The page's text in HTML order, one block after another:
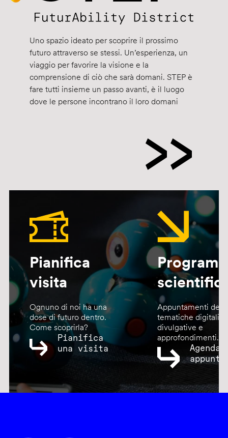
Uno spazio ideato per scoprire il prossimo
futuro attraverso se stessi. Un’esperienza, un
viaggio per favorire la visione e la
comprensione di ciò che sarà domani. STEP è
fare tutti insieme un passo avanti, è il luogo
dove le persone incontrano il loro domani
Pianifica
visita
Ognuno di noi ha una
dose di futuro dentro.
Come scoprirla?
Pianifica
una visita
Appuntamenti
tematiche digitali,
divulgative e
approfondimenti.
Agenda